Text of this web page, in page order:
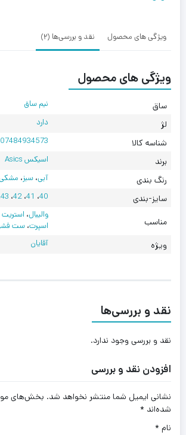
ویژگی های محصول نقد و بررسی‌ها (2)
ویژگی های محصول
ساق نیم ساق
لژ دارد
شناسه کالا
برند اسیکس Asics
رنگ بندی آبی،سبز،
سایز-بندی 40، 41،42، 43
مناسب
والیبال، استریت
اسپرت،ست
ویژه آقایان
نقد و بررسی‌ها
نقد و بررسی وجود ندارد.
افزودن نقد و بررسی
نشانی ایمیل شما منتشر نخواهد شد. بخش‌های
شده‌اند *
نام *